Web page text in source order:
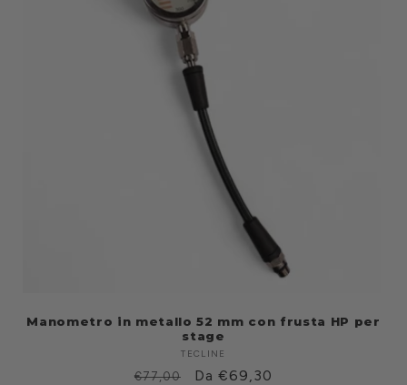
Manometro in metallo 52 mm con frusta HP per
stage
Produttore:
TECLINE
Prezzo
€77,00
Prezzo
Da €69,30